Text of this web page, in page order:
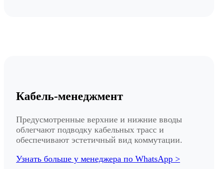
Кабель-менеджмент
Предусмотренные верхние и нижние вводы
облегчают подводку кабельных трасс и
обеспечивают эстетичный вид коммутации.
Узнать больше у менеджера по WhatsApp >